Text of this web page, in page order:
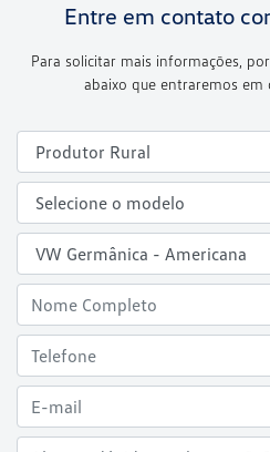
Entre em contato
Para solicitar mais informações,
abaixo que entraremos